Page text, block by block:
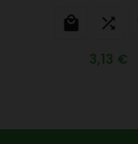
 
3,13 €